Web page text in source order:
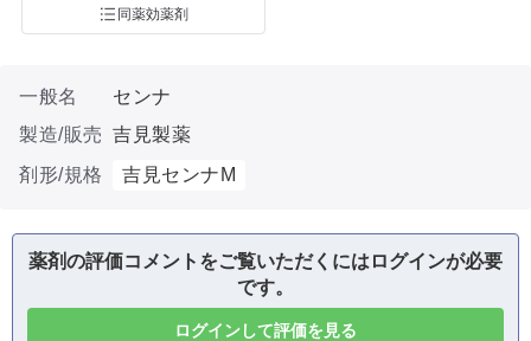
同薬効薬剤
一般名
センナ
製造/販売 吉見製薬
剤形/規格
吉見センナM
薬剤の評価コメントをご覧いただくにはログインが必要
です。
ログインして評価を見る